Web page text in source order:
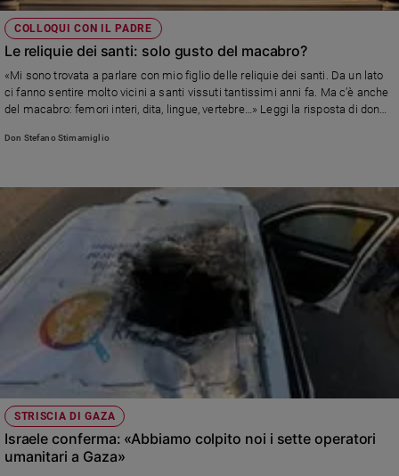
Papa
Papa
Chiesa
Chiesa
Devozione
fede
giorno
giorno
Società
e
valori
COLLOQUI CON IL PADRE
Le reliquie dei santi: solo gusto del macabro?
«Mi sono trovata a parlare con mio figlio delle reliquie dei santi. Da un lato
ci fanno sentire molto vicini a santi vissuti tantissimi anni fa. Ma c’è anche
del macabro: femori interi, dita, lingue, vertebre…» Leggi la risposta di don
Don Stefano Stimamiglio
STRISCIA DI GAZA
Israele conferma: «Abbiamo colpito noi i sette operatori
umanitari a Gaza»